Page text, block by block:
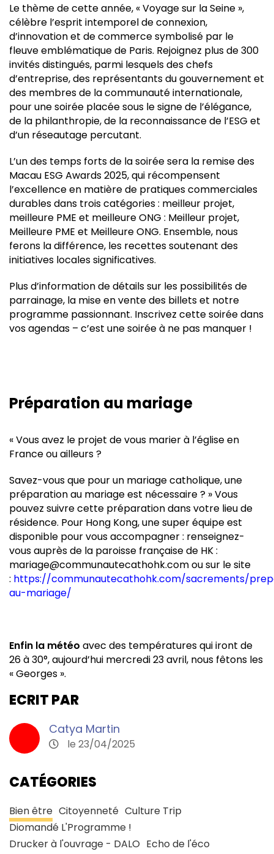
Le thème de cette année, « Voyage sur la Seine »,
célèbre l’esprit intemporel de connexion,
d’innovation et de commerce symbolisé par le
fleuve emblématique de Paris. Rejoignez plus de 300
invités distingués, parmi lesquels des chefs
d’entreprise, des représentants du gouvernement et
des membres de la communauté internationale,
pour une soirée placée sous le signe de l’élégance,
de la philanthropie, de la reconnaissance de l’ESG et
d’un réseautage percutant.
L’un des temps forts de la soirée sera la remise des
Macau ESG Awards 2025, qui récompensent
l’excellence en matière de pratiques commerciales
durables dans trois catégories : meilleur projet,
meilleure PME et meilleure ONG : Meilleur projet,
Meilleure PME et Meilleure ONG. Ensemble, nous
ferons la différence, les recettes soutenant des
initiatives locales significatives.
Plus d’information de détails sur les possibilités de
parrainage, la mise en vente des billets et notre
programme passionnant. Inscrivez cette soirée dans
vos agendas – c’est une soirée à ne pas manquer !
Préparation au mariage
« Vous avez le projet de vous marier à l’église en
France ou ailleurs ?
Savez-vous que pour un mariage catholique, une
préparation au mariage est nécessaire ? » Vous
pouvez suivre cette préparation dans votre lieu de
résidence. Pour Hong Kong, une super équipe est
disponible pour vous accompagner : renseignez-
vous auprès de la paroisse française de HK :
mariage@communautecathohk.com ou sur le site
: https://communautecathohk.com/sacrements/
au-mariage/
Enfin la météo avec des températures qui iront de
26 à 30°, aujourd’hui mercredi 23 avril, nous fêtons les
« Georges ».
ECRIT PAR
Catya Martin
le 23/04/2025
CATÉGORIES
Bien être Citoyenneté Culture Trip
Diomandé L'Programme !
Drucker à l'ouvrage - DALO Echo de l'éco